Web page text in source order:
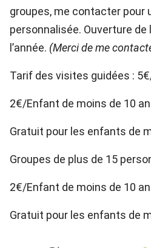
groupes, me contacter pour
personnalisée. Ouverture
l’année. (Merci de me
Tarif des visites guidées :
2€/Enfant de moins de 10
Gratuit pour les enfants de
Groupes de plus de 15
2€/Enfant de moins de 10
Gratuit pour les enfants de